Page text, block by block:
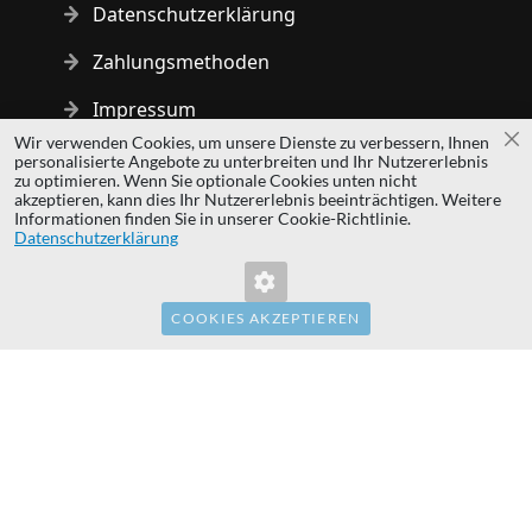
Datenschutzerklärung
Zahlungsmethoden
Impressum
Copyright © 2014 - 2026 MS Development | All rights reserved
| All logos and trademarks are properties of their respective
owners.
Wir verwenden Cookies, um unsere Dienste zu verbessern, Ihnen
personalisierte Angebote zu unterbreiten und Ihr Nutzererlebnis
zu optimieren. Wenn Sie optionale Cookies unten nicht
akzeptieren, kann dies Ihr Nutzererlebnis beeinträchtigen. Weitere
Informationen finden Sie in unserer Cookie-Richtlinie.
Datenschutzerklärung
COOKIES AKZEPTIEREN